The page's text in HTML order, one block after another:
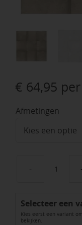
€ 64,95
Afmetingen
Kera
Crayon
Selecteer een
Kies eerst een variant
bekijken.